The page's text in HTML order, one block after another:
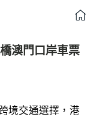
澳門口岸車票
境交通選擇，港